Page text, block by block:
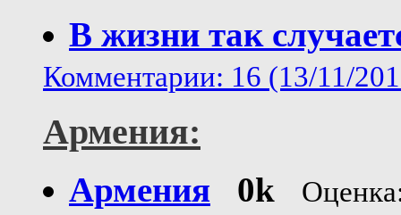
В жизни так
Комментарии: 16 (13/11/
Армения:
Армения 0k